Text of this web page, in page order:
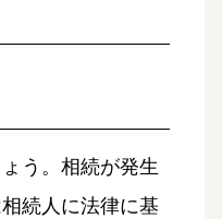
う。相続が発生
続人に法律に基